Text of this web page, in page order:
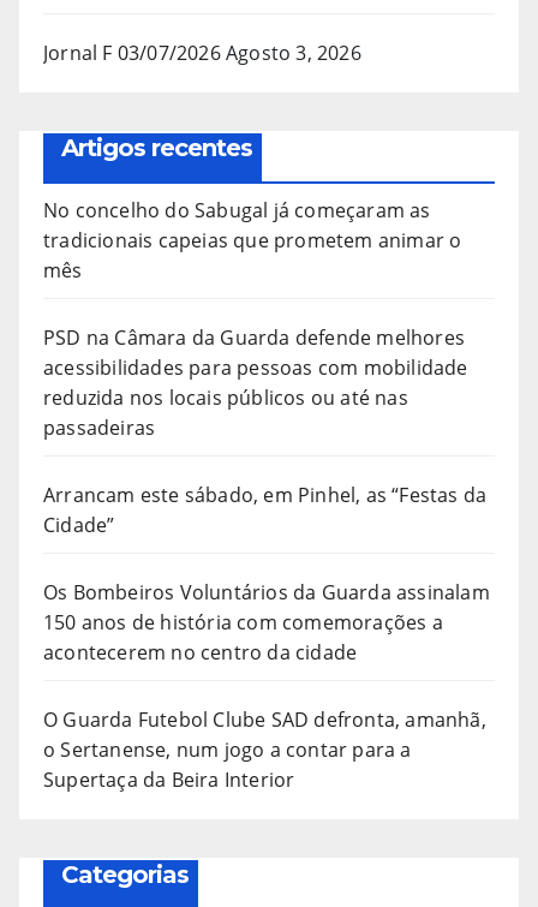
Jornal F 03/07/2026Agosto 3, 2026
Artigos recentes
No concelho do Sabugal já começaram as
tradicionais capeias que prometem animar o
mês
PSD na Câmara da Guarda defende melhores
acessibilidades para pessoas com mobilidade
reduzida nos locais públicos ou até nas
passadeiras
Arrancam este sábado, em Pinhel, as “Festas da
Cidade”
Os Bombeiros Voluntários da Guarda assinalam
150 anos de história com comemorações a
acontecerem no centro da cidade
O Guarda Futebol Clube SAD defronta, amanhã,
o Sertanense, num jogo a contar para a
Supertaça da Beira Interior
Categorias